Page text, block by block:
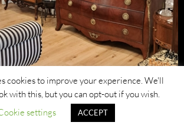
cookies to improve your experience. We'll
with this, but you can opt-out if you wish.
settings
ACCEPT